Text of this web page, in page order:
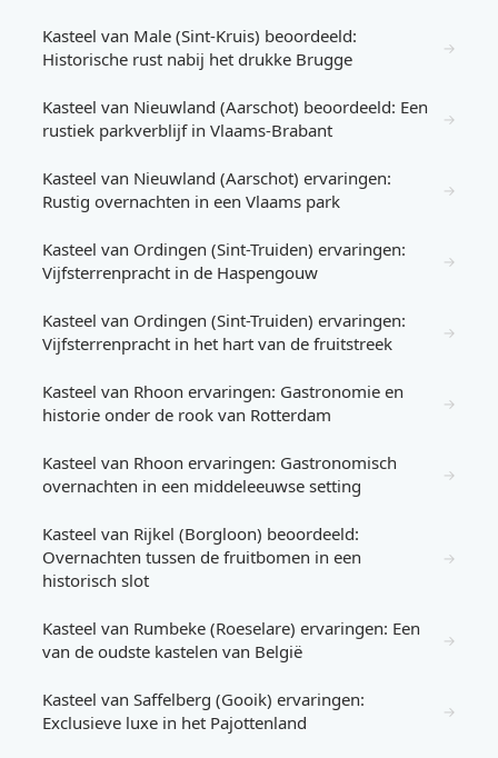
Kasteel van Male (Sint-Kruis) beoordeeld:
Historische rust nabij het drukke Brugge
→
Kasteel van Nieuwland (Aarschot) beoordeeld: Een
rustiek parkverblijf in Vlaams-Brabant
→
Kasteel van Nieuwland (Aarschot) ervaringen:
Rustig overnachten in een Vlaams park
→
Kasteel van Ordingen (Sint-Truiden) ervaringen:
Vijfsterrenpracht in de Haspengouw
→
Kasteel van Ordingen (Sint-Truiden) ervaringen:
Vijfsterrenpracht in het hart van de fruitstreek
→
Kasteel van Rhoon ervaringen: Gastronomie en
historie onder de rook van Rotterdam
→
Kasteel van Rhoon ervaringen: Gastronomisch
overnachten in een middeleeuwse setting
→
Kasteel van Rijkel (Borgloon) beoordeeld:
Overnachten tussen de fruitbomen in een
historisch slot
→
Kasteel van Rumbeke (Roeselare) ervaringen: Een
van de oudste kastelen van België
→
Kasteel van Saffelberg (Gooik) ervaringen:
Exclusieve luxe in het Pajottenland
→